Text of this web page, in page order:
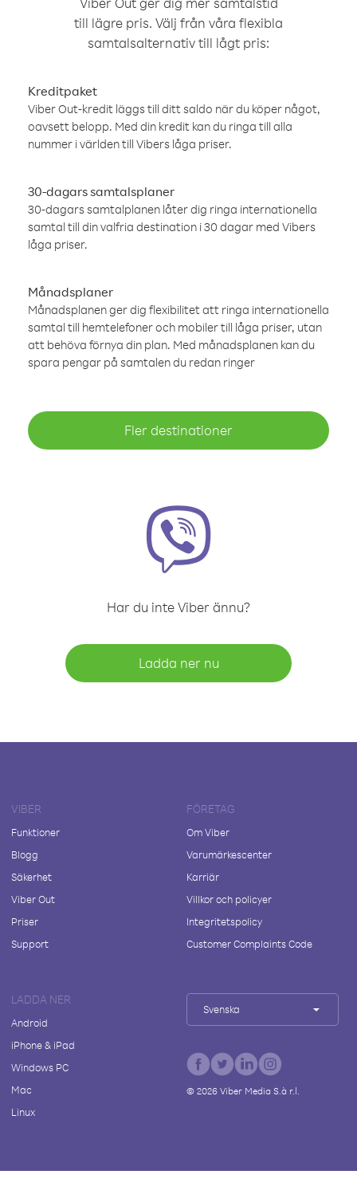
till lägre pris. Välj från våra flexibla
samtalsalternativ till lågt pris:
Kreditpaket
Viber Out-kredit läggs till ditt saldo när du köper något,
oavsett belopp. Med din kredit kan du ringa till alla
nummer i världen till Vibers låga priser.
30-dagars samtalsplaner
30-dagars samtalplanen låter dig ringa internationella
samtal till din valfria destination i 30 dagar med Vibers
låga priser.
Månadsplaner
Månadsplanen ger dig flexibilitet att ringa internationella
samtal till hemtelefoner och mobiler till låga priser, utan
att behöva förnya din plan. Med månadsplanen kan du
spara pengar på samtalen du redan ringer
Fler destinationer
Har du inte Viber ännu?
Ladda ner nu
VIBER
Funktioner
Blogg
Säkerhet
Viber Out
Priser
Support
FÖRETAG
Om Viber
Varumärkescenter
Karriär
Villkor och policyer
Integritetspolicy
Customer Complaints Code
LADDA NER
Android
iPhone & iPad
Windows PC
Mac
Linux
Svenska
© 2026Viber Media S.à r.l.